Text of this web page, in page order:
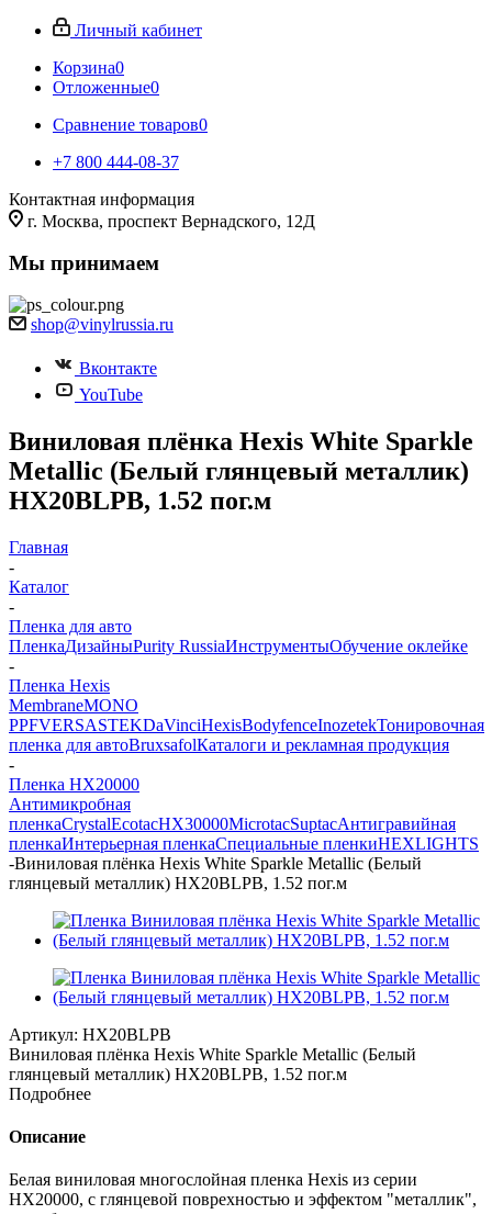
Личный кабинет
Корзина0
Отложенные0
Сравнение товаров0
+7 800 444-08-37
Контактная информация
г. Москва, проспект Вернадского, 12Д
Мы принимаем
shop@vinylrussia.ru
Вконтакте
YouTube
Виниловая плёнка Hexis White Sparkle
Metallic (Белый глянцевый металлик)
HX20BLPB, 1.52 пог.м
Главная
-
Каталог
-
Пленка для авто
ПленкаДизайныPurity RussiaИнструментыОбучение оклейке
-
Пленка Hexis
MembraneMONO
PPFVERSASTEKDaVinciHexisBodyfenceInozetekТонировочная
пленка для автоBruxsafolКаталоги и рекламная продукция
-
Пленка HX20000
Антимикробная
пленкаCrystalEcotacHX30000MicrotacSuptacАнтигравийная
пленкаИнтерьерная пленкаСпециальные пленкиHEXLIGHTS
-Виниловая плёнка Hexis White Sparkle Metallic (Белый
глянцевый металлик) HX20BLPB, 1.52 пог.м
Артикул: HX20BLPB
Виниловая плёнка Hexis White Sparkle Metallic (Белый
глянцевый металлик) HX20BLPB, 1.52 пог.м
Подробнее
Описание
Белая виниловая многослойная пленка Hexis из серии
НХ20000, с глянцевой поврехностью и эффектом "металлик",